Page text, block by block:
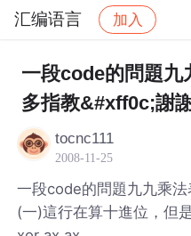
汇编语言 加入
社区 汇编语言 帖
一段code的問題
多指教&#xff0c;謝
tocnc111
2008-11-25
一段code的問題九九乘
(一)這行在算十進位，但